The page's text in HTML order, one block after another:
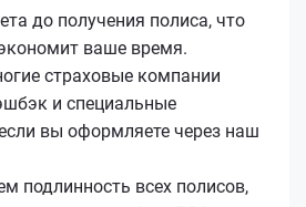
до получения полиса, что
ваше время.
страховые компании
и специальные
вы оформляете через наш
подлинность всех полисов,